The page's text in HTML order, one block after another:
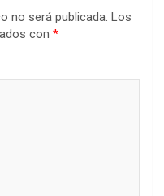
no será publicada. Los
con *